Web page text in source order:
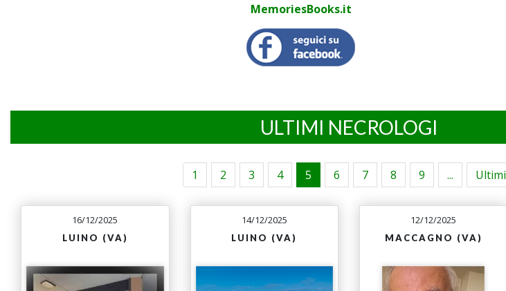
MemoriesBooks.it
ULTIMI NECROLOGI
1 2 3 4 5 6 7 8 9 ... Ultimi
16/12/2025
LUINO (VA)
14/12/2025
LUINO (VA)
12/12/2025
MACCAGNO (VA)